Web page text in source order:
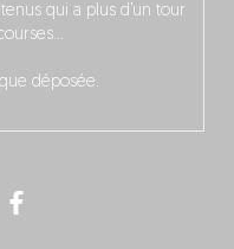
qui a plus d’un tour
déposée.